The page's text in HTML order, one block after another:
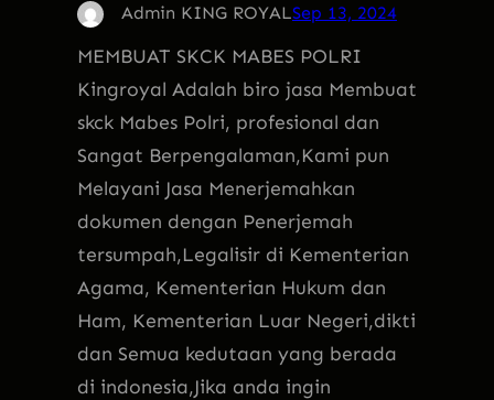
Admin KING ROYALSep 13, 2024
MEMBUAT SKCK MABES POLRI
Kingroyal Adalah biro jasa Membuat
skck Mabes Polri, profesional dan
Sangat Berpengalaman,Kami pun
Melayani Jasa Menerjemahkan
dokumen dengan Penerjemah
tersumpah,Legalisir di Kementerian
Agama, Kementerian Hukum dan
Ham, Kementerian Luar Negeri,dikti
dan Semua kedutaan yang berada
di indonesia,Jika anda ingin